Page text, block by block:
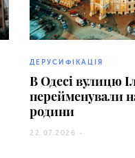
ДЕРУСИФІКАЦІЯ
В Одесі вулицю
перейменували
родини
22.07.2026 -